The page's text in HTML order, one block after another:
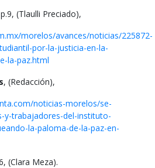
(Tlaulli Preciado),
morelos/avances/noticias/225872-
por-la-justicia-en-la-
la-paz.html
, (Redacción),
noticias-morelos/se-
y-trabajadores-del-instituto-
la-paloma-de-la-paz-en-
(Clara Meza).